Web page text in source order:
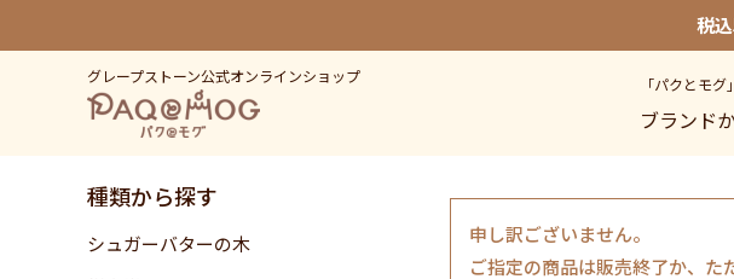
税
グレープストーン公式オンラインショップ 「パクとモグ
ブランド
種類から探す
シュガーバターの木
申し訳ございません。
ご指定の商品は販売終了か、た